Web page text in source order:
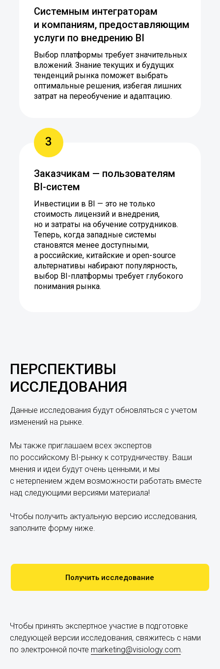
Системным интеграторам
и компаниям, предоставляющим
услуги по внедрению BI
Выбор платформы требует значительных
вложений. Знание текущих и будущих
тенденций рынка поможет выбрать
оптимальные решения, избегая лишних
затрат на переобучение и адаптацию.
Заказчикам — пользователям
BI-систем
Инвестиции в BI — это не только
стоимость лицензий и внедрения,
но и затраты на обучение сотрудников.
Теперь, когда западные системы
становятся менее доступными,
а российские, китайские и open-source
альтернативы набирают популярность,
выбор BI-платформы требует глубокого
понимания рынка.
3
ПЕРСПЕКТИВЫ
ИССЛЕДОВАНИЯ
Данные исследования будут обновляться с учетом
изменений на рынке.
Мы также приглашаем всех экспертов
по российскому BI-рынку к сотрудничеству. Ваши
мнения и идеи будут очень ценными, и мы
с нетерпением ждем возможности работать вместе
над следующими версиями материала!
Чтобы получить актуальную версию исследования,
заполните форму ниже.
Получить исследование
Чтобы принять экспертное участие в подготовке
следующей версии исследования, свяжитесь с нами
по электронной почте marketing@visiology.com.